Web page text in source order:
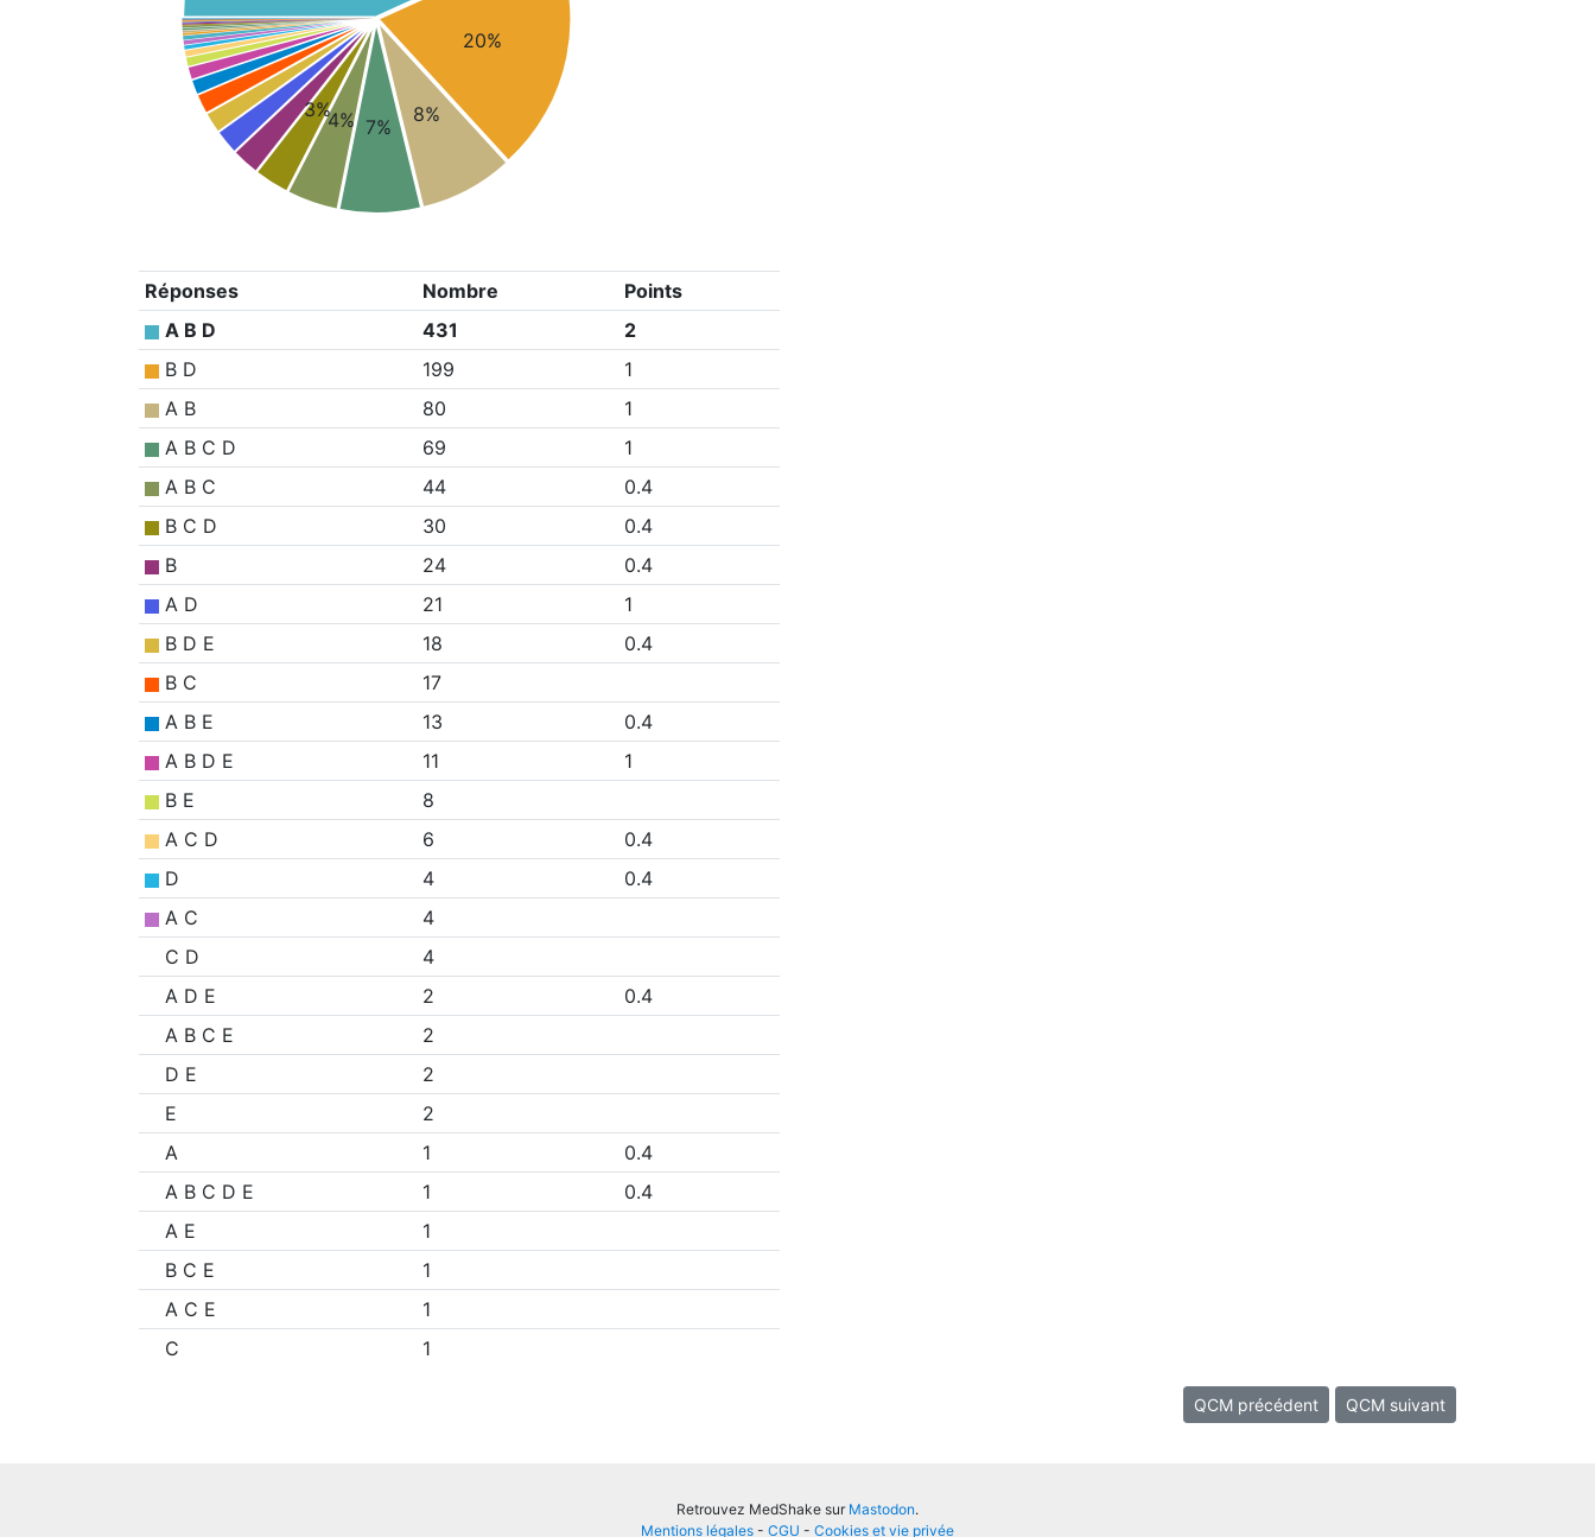
20%
8%
7%
4%
3%
Réponses Nombre
Points
A B D
431
2
B D
199
1
A B
80
1
A B C D
69
1
A B C
44
0.4
B C D
30
0.4
B
24
0.4
A D
21
1
B D E
18
0.4
B C
17
A B E
13
0.4
A B D E
11
1
B E
8
A C D
6
0.4
D
4
0.4
A C
4
C D
4
A D E
2
0.4
A B C E
2
D E
2
E
2
A
1
0.4
A B C D E
1
0.4
A E
1
B C E
1
A C E
1
C
1
QCM précédent QCM suivant
Retrouvez MedShake sur Mastodon.
Mentions légales - CGU - Cookies et vie privée